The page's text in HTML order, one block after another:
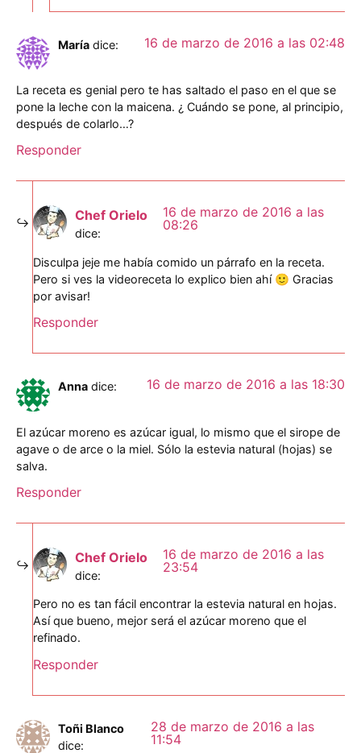
María dice: 16 de marzo de 2016 a las 02:48
La receta es genial pero te has saltado el paso en el que se
pone la leche con la maicena. ¿ Cuándo se pone, al principio,
después de colarlo…?
Responder
Chef Orielo
dice:
16 de marzo de 2016 a las
08:26
Disculpa jeje me había comido un párrafo en la receta.
Pero si ves la videoreceta lo explico bien ahí 🙂 Gracias
por avisar!
Responder
Anna dice: 16 de marzo de 2016 a las 18:30
El azúcar moreno es azúcar igual, lo mismo que el sirope de
agave o de arce o la miel. Sólo la estevia natural (hojas) se
salva.
Responder
Chef Orielo
dice:
16 de marzo de 2016 a las
23:54
Pero no es tan fácil encontrar la estevia natural en hojas.
Así que bueno, mejor será el azúcar moreno que el
refinado.
Responder
Toñi Blanco
dice:
28 de marzo de 2016 a las
11:54